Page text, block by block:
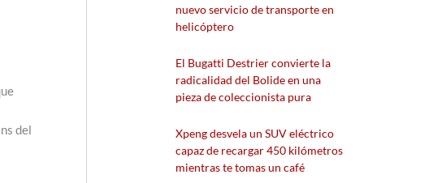
del
nuevo servicio de transporte en
helicóptero
El Bugatti Destrier convierte la
radicalidad del Bolide en una
pieza de coleccionista pura
Xpeng desvela un SUV eléctrico
capaz de recargar 450 kilómetros
mientras te tomas un café